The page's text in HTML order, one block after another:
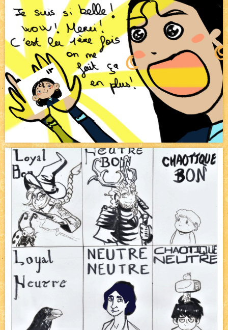
Bienvenue aux nouvell.eaux ! NEW
Bazar NEW
Beyond the cliff (suite) NEW
On retape les miniatures de l'accueil NEW